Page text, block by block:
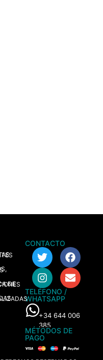
CONTACTO
TELÉFONO /
WHATSAPP
+34 644 006
385
MÉTODOS DE
PAGO